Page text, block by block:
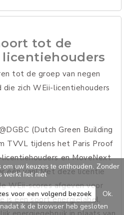
tot de
licentiehouders
tot de groep van negen
zich WEii-licentiehouders
(Dutch Green Building
TVVL tijdens het Paris Proof
en MoveNext
één van! Met deze licentie
WEii-scores afgeven voor
is een soort energielabel,
om uw keuzes te onthouden. Zonder
werkt het niet
voor een volgend bezoek
Ok.
ik de browser heb gesloten